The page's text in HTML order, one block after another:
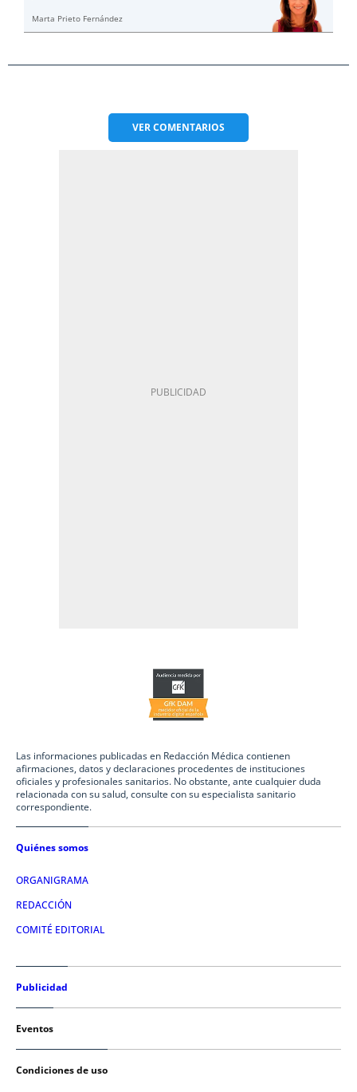
Marta Prieto Fernández
VERCOMENTARIOS
Las informaciones publicadas en Redacción Médica contienen
afirmaciones, datos y declaraciones procedentes de instituciones
oficiales y profesionales sanitarios. No obstante, ante cualquier duda
relacionada con su salud, consulte con su especialista sanitario
correspondiente.
Quiénes somos
ORGANIGRAMA
REDACCIÓN
COMITÉ EDITORIAL
Publicidad
Eventos
Condiciones de uso